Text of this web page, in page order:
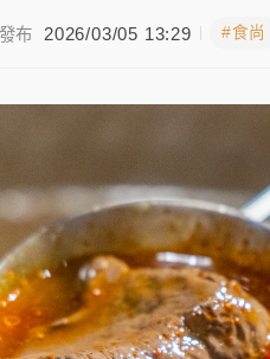
億！黃金158kg遭查扣畫面
加董事人數！辜仲諒向法院
第2檔！今線上預約開賣一
假村！東檢抗告成功 今重
白海豚雨彈轟3天 「紅到發
發布 2026/03/05 13:29 #食尚